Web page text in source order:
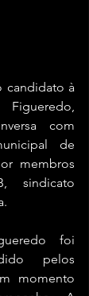
candidato à
com
de
membros
sindicato
foi
pelos
momento